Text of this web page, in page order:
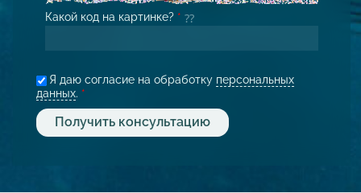
Какой код на картинке? *
Я даю согласие на обработку персональных
данных. *